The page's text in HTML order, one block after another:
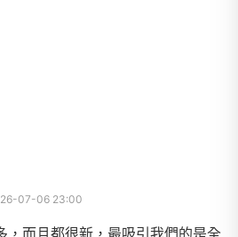
07-06 23:00
而且都很新，最吸引我們的是全